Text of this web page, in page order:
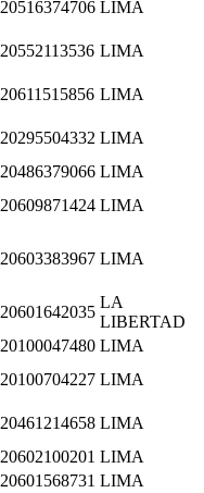
20516374706 LIMA
20552113536 LIMA
20611515856 LIMA
20295504332 LIMA
20486379066 LIMA
20609871424 LIMA
20603383967 LIMA
20601642035
LA
LIBERTAD
20100047480 LIMA
20100704227 LIMA
20461214658 LIMA
20602100201 LIMA
20601568731 LIMA